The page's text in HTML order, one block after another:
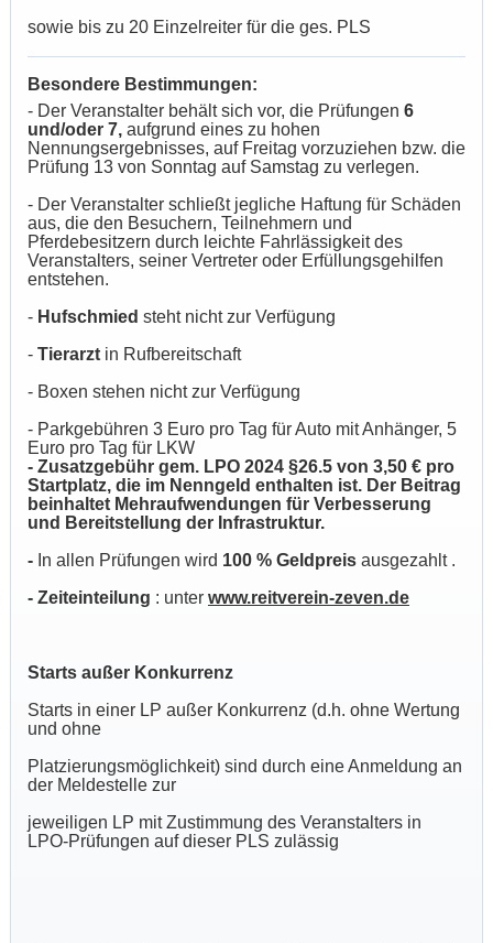
sowie bis zu 20 Einzelreiter für die ges. PLS
Besondere Bestimmungen:
- Der Veranstalter behält sich vor, die Prüfungen 6
und/oder 7, aufgrund eines zu hohen
Nennungsergebnisses, auf Freitag vorzuziehen bzw. die
Prüfung 13 von Sonntag auf Samstag zu verlegen.
- Der Veranstalter schließt jegliche Haftung für Schäden
aus, die den Besuchern, Teilnehmern und
Pferdebesitzern durch leichte Fahrlässigkeit des
Veranstalters, seiner Vertreter oder Erfüllungsgehilfen
entstehen.
- Hufschmied steht nicht zur Verfügung
- Tierarzt in Rufbereitschaft
- Boxen stehen nicht zur Verfügung
- Parkgebühren 3 Euro pro Tag für Auto mit Anhänger, 5
Euro pro Tag für LKW
- Zusatzgebühr gem. LPO 2024 §26.5 von 3,50 € pro
Startplatz, die im Nenngeld enthalten ist. Der Beitrag
beinhaltet Mehraufwendungen für Verbesserung
und Bereitstellung der Infrastruktur.
- In allen Prüfungen wird 100 % Geldpreis ausgezahlt .
- Zeiteinteilung : unter www.reitverein-zeven.de
Starts außer Konkurrenz
Starts in einer LP außer Konkurrenz (d.h. ohne Wertung
und ohne
Platzierungsmöglichkeit) sind durch eine Anmeldung an
der Meldestelle zur
jeweiligen LP mit Zustimmung des Veranstalters in
LPO-Prüfungen auf dieser PLS zulässig